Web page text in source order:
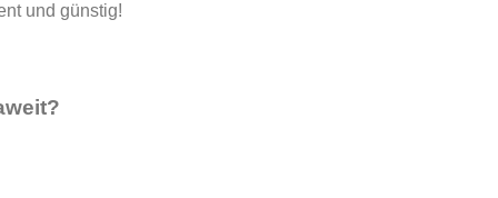
und günstig!